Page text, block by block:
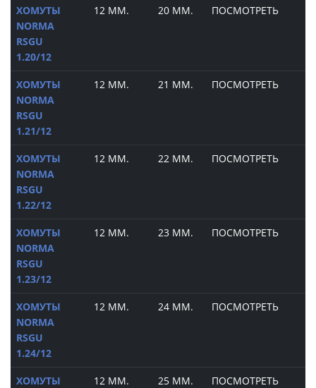
ХОМУТЫ
NORMA
RSGU
1.20/12
12 ММ. 20 ММ. ПОСМОТРЕТЬ
ХОМУТЫ
NORMA
RSGU
1.21/12
12 ММ. 21 ММ. ПОСМОТРЕТЬ
ХОМУТЫ
NORMA
RSGU
1.22/12
12 ММ. 22 ММ. ПОСМОТРЕТЬ
ХОМУТЫ
NORMA
RSGU
1.23/12
12 ММ. 23 ММ. ПОСМОТРЕТЬ
ХОМУТЫ
NORMA
RSGU
1.24/12
12 ММ. 24 ММ. ПОСМОТРЕТЬ
ХОМУТЫ 12 ММ. 25 ММ. ПОСМОТРЕТЬ